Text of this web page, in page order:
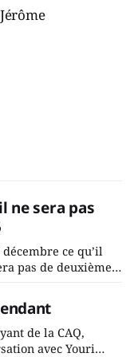
ne sera pas
ce qu’il
pas de deuxième
de la ville,
souper
de la CAQ,
avec Youri